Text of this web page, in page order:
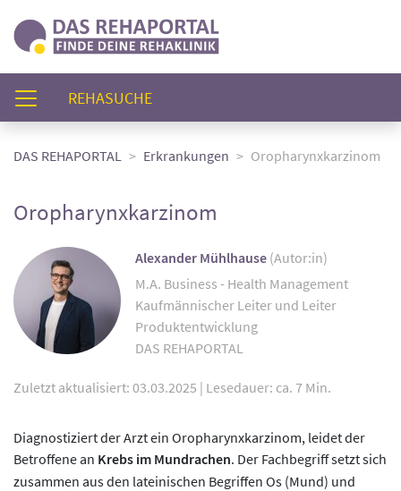
REHASUCHE(AKTUELL)
DAS REHAPORTAL Erkrankungen Oropharynxkarzinom
Oropharynxkarzinom
Alexander Mühlhause (Autor:in)
M.A. Business - Health Management
Kaufmännischer Leiter und Leiter
Produktentwicklung
DAS REHAPORTAL
Zuletzt aktualisiert: 03.03.2025 | Lesedauer: ca. 7 Min.
Diagnostiziert der Arzt ein Oropharynxkarzinom, leidet der
Betroffene an Krebs im Mundrachen. Der Fachbegriff setzt sich
zusammen aus den lateinischen Begriffen Os (Mund) und